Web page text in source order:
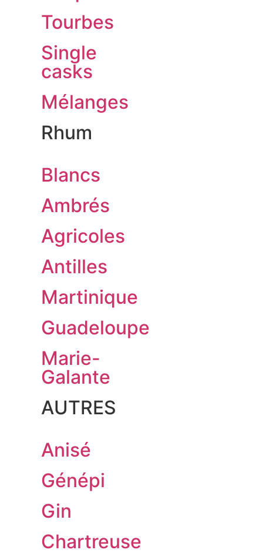
Tourbes
Single
casks
Mélanges
Rhum
Blancs
Ambrés
Agricoles
Antilles
Martinique
Guadeloupe
Marie-
Galante
AUTRES
Anisé
Génépi
Gin
Chartreuse